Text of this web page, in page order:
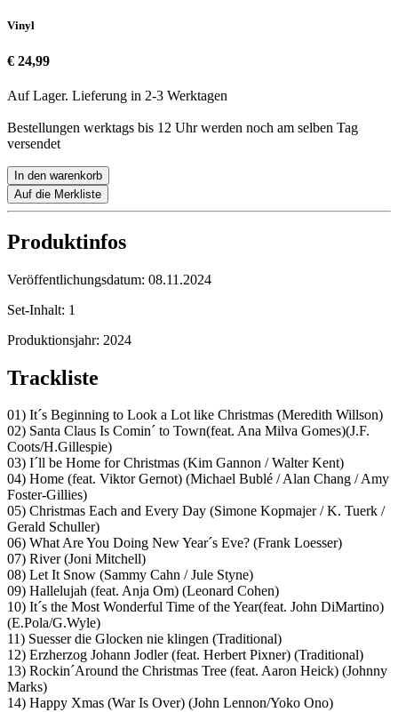
Vinyl
€ 24,99
Auf Lager. Lieferung in 2-3 Werktagen
Bestellungen werktags bis 12 Uhr werden noch am selben Tag
versendet
In den warenkorb
Auf die Merkliste
Produktinfos
Veröffentlichungsdatum: 08.11.2024
Set-Inhalt: 1
Produktionsjahr: 2024
Trackliste
01) It´s Beginning to Look a Lot like Christmas (Meredith Willson)
02) Santa Claus Is Comin´ to Town(feat. Ana Milva Gomes)(J.F.
Coots/H.Gillespie)
03) I´ll be Home for Christmas (Kim Gannon / Walter Kent)
04) Home (feat. Viktor Gernot) (Michael Bublé / Alan Chang / Amy
Foster-Gillies)
05) Christmas Each and Every Day (Simone Kopmajer / K. Tuerk /
Gerald Schuller)
06) What Are You Doing New Year´s Eve? (Frank Loesser)
07) River (Joni Mitchell)
08) Let It Snow (Sammy Cahn / Jule Styne)
09) Hallelujah (feat. Anja Om) (Leonard Cohen)
10) It´s the Most Wonderful Time of the Year(feat. John DiMartino)
(E.Pola/G.Wyle)
11) Suesser die Glocken nie klingen (Traditional)
12) Erzherzog Johann Jodler (feat. Herbert Pixner) (Traditional)
13) Rockin´Around the Christmas Tree (feat. Aaron Heick) (Johnny
Marks)
14) Happy Xmas (War Is Over) (John Lennon/Yoko Ono)